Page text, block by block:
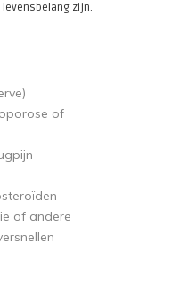
zijn.
of
of andere